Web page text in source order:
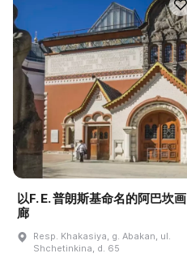
以F. E. 普朗斯基命名的阿巴坎画
廊
Resp. Khakasiya, g. Abakan, ul.
Shchetinkina, d. 65